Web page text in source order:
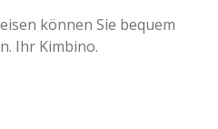
können Sie bequem
Ihr Kimbino.